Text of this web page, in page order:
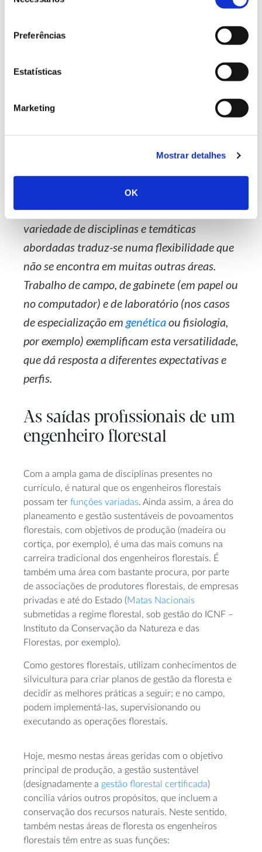
Preferências
Estatísticas
Marketing
Mostrar detalhes
OK
Gostar da natureza, estudá-la, compreendê-
la e estar junto dela, é essencial no perfil de
um engenheiro florestal, mas a grande
variedade de disciplinas e temáticas
abordadas traduz-se numa flexibilidade que
não se encontra em muitas outras áreas.
Trabalho de campo, de gabinete (em papel ou
no computador) e de laboratório (nos casos
de especialização em genéticaou fisiologia,
por exemplo) exemplificam esta versatilidade,
que dá resposta a diferentes expectativas e
perfis.
As saídas profissionais de um
engenheiro florestal
Com a ampla gama de disciplinas presentes no
currículo, é natural que os engenheiros florestais
possam ter funções variadas. Ainda assim, a área do
planeamento e gestão sustentáveis de povoamentos
florestais, com objetivos de produção (madeira ou
cortiça, por exemplo), é uma das mais comuns na
carreira tradicional dos engenheiros florestais. É
também uma área com bastante procura, por parte
de associações de produtores florestais, de empresas
privadas e até do Estado (Matas Nacionais
submetidas a regime florestal, sob gestão do ICNF –
Instituto da Conservação da Natureza e das
Florestas, por exemplo).
Como gestores florestais, utilizam conhecimentos de
silvicultura para criar planos de gestão da floresta e
decidir as melhores práticas a seguir; e no campo,
podem implementá-las, supervisionando ou
executando as operações florestais.
Hoje, mesmo nestas áreas geridas com o objetivo
principal de produção, a gestão sustentável
(designadamente a gestão florestal certificada)
concilia vários outros propósitos, que incluem a
conservação dos recursos naturais. Neste sentido,
também nestas áreas de floresta os engenheiros
florestais têm entre as suas funções: